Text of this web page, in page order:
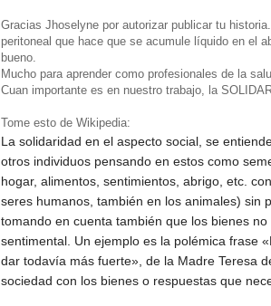
Gracias Jhoselyne por autorizar publicar tu
peritoneal que hace que se acumule líquido en el
bueno.
Mucho para aprender como profesionales de la
Cuan importante es en nuestro trabajo, la
Tome esto de Wikipedia:
La solidaridad en el aspecto social, se
otros individuos pensando en estos como
hogar, alimentos, sentimientos, abrigo, etc.
seres humanos, también en los animales) sin
tomando en cuenta también que los bienes
sentimental. Un ejemplo es la polémica frase
dar todavía más fuerte», de la Madre Teresa
sociedad con los bienes o respuestas que